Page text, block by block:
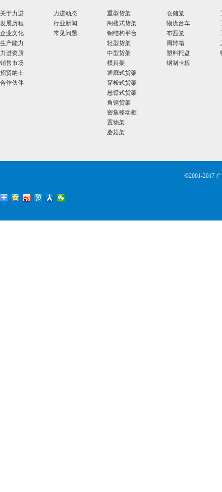
关于力进
发展历程
企业文化
生产能力
力进资质
销售市场
招贤纳士
合作伙伴
力进动态
行业新闻
常见问题
重型货架
阁楼式货架
钢结构平台
轻型货架
中型货架
模具架
通廊式货架
穿梭式货架
悬臂式货架
角钢货架
密集移动柜
置物架
蘑菇架
仓储笼
物流台车
布匹笼
周转箱
塑料托盘
钢制卡板
©2001-2017